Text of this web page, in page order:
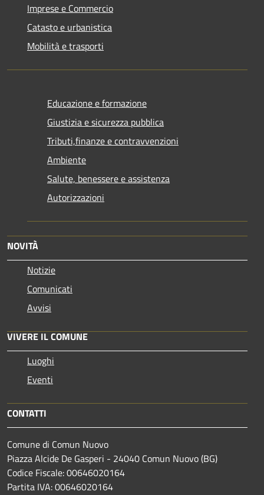
Imprese e Commercio
Catasto e urbanistica
Mobilità e trasporti
Educazione e formazione
Giustizia e sicurezza pubblica
Tributi,finanze e contravvenzioni
Ambiente
Salute, benessere e assistenza
Autorizzazioni
NOVITÀ
Notizie
Comunicati
Avvisi
VIVERE IL COMUNE
Luoghi
Eventi
CONTATTI
Comune di Comun Nuovo
Piazza Alcide De Gasperi - 24040 Comun Nuovo (BG)
Codice Fiscale: 00646020164
Partita IVA: 00646020164